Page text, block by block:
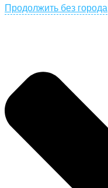
Продолжить без города